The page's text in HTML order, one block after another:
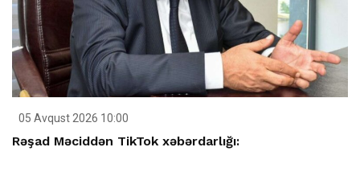
05 Avqust 2026 10:00
Rəşad Məciddən TikTok xəbərdarlığı: